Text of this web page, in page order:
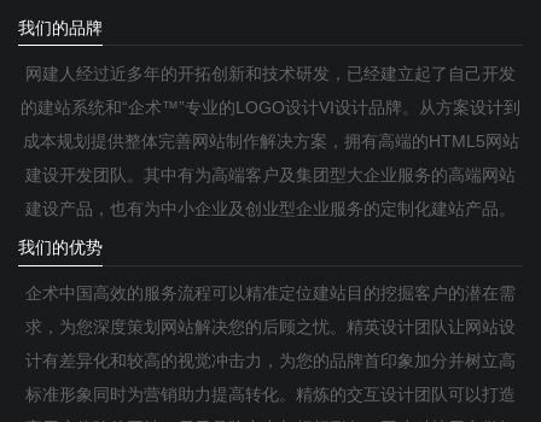
我们的品牌
网建人经过近多年的开拓创新和技术研发，已经建立起了自己开发
的建站系统和“企术™”专业的LOGO设计VI设计品牌。从方案设计到
成本规划提供整体完善网站制作解决方案，拥有高端的HTML5网站
建设开发团队。其中有为高端客户及集团型大企业服务的高端网站
建设产品，也有为中小企业及创业型企业服务的定制化建站产品。
我们的优势
企术中国高效的服务流程可以精准定位建站目的挖掘客户的潜在需
求，为您深度策划网站解决您的后顾之忧。精英设计团队让网站设
计有差异化和较高的视觉冲击力，为您的品牌首印象加分并树立高
标准形象同时为营销助力提高转化。精炼的交互设计团队可以打造